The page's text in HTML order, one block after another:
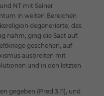
NT mit Seiner
in weiten Bereichen
degenerierte, das
nahm, ging die Saat auf:
geschehen, auf
ausbreiten mit
und in den letzten
gegeben (Pred 3,11), und